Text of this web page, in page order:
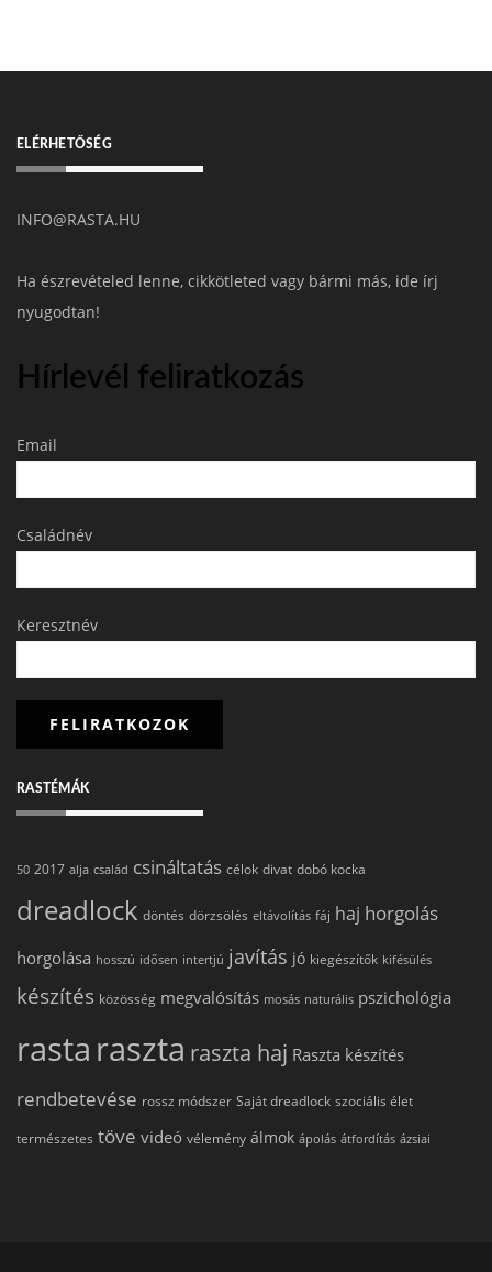
ELÉRHETŐSÉG
INFO@RASTA.HU
Ha észrevételed lenne, cikkötleted vagy bármi más, ide írj
nyugodtan!
Hírlevél feliratkozás
Email
Családnév
Keresztnév
RASTÉMÁK
50 2017 alja család csináltatás célok divat dobó kocka
dreadlock döntés dörzsölés eltávolítás fáj haj horgolás
horgolása hosszú idősen intertjú javítás jó kiegészítők kifésülés
készítés közösség megvalósítás mosás naturális pszichológia
rasta raszta raszta haj Raszta készítés
rendbetevése rossz módszer Saját dreadlock szociális élet
természetes töve videó vélemény álmok ápolás átfordítás ázsiai